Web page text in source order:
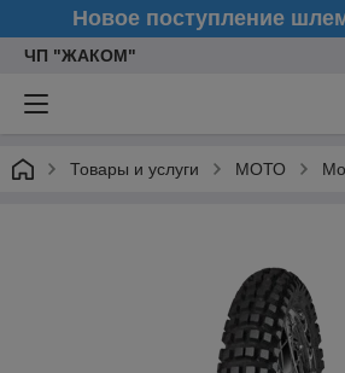
Новое поступление
ЧП "ЖАКОМ"
Товары и услуги МОТО